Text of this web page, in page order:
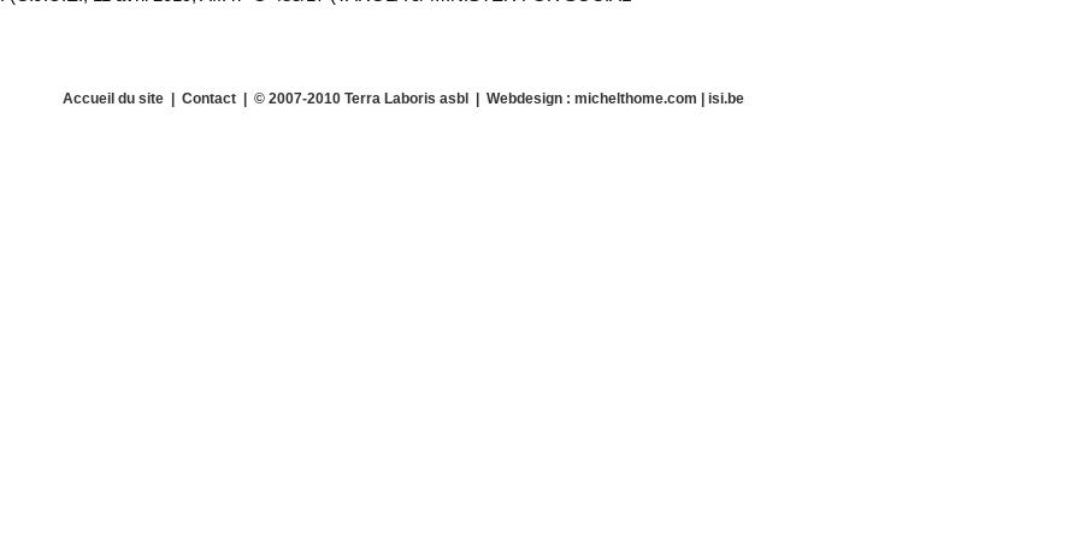
Accueil du site| Contact| © 2007-2010 Terra Laboris asbl | Webdesign : michelthome.com | isi.be